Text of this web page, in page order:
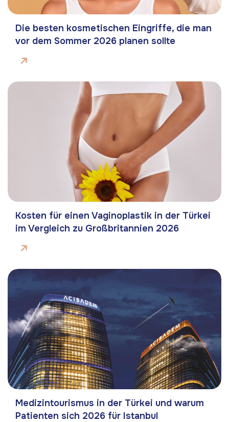
Die besten kosmetischen Eingriffe, die man
vor dem Sommer 2026 planen sollte
Kosten für einen Vaginoplastik in der Türkei
im Vergleich zu Großbritannien 2026
Medizintourismus in der Türkei und warum
Patienten sich 2026 für Istanbul